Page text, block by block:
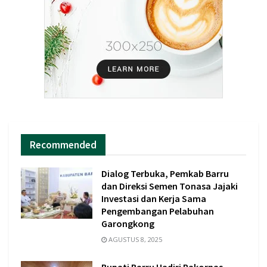
Recommended
Dialog Terbuka, Pemkab Barru
dan Direksi Semen Tonasa Jajaki
Investasi dan Kerja Sama
Pengembangan Pelabuhan
Garongkong
AGUSTUS 8, 2025